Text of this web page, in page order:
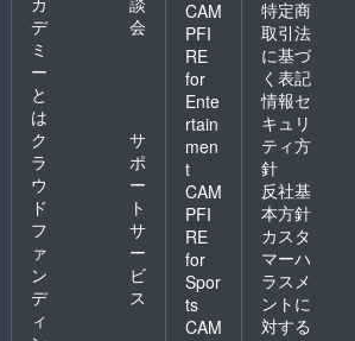
デ
ミ
ー
と
は
会
ク
ラ
ウ
ド
フ
ァ
ン
デ
ィ
サ
ポ
ー
ト
サ
ー
ビ
ス
CAM
PFI
RE
for
Ente
rtain
men
t
CAM
PFI
RE
for
Spor
ts
CAM
特定商
取引法
に基づ
く表記
情報セ
キュリ
ティ方
針
反社基
本方針
カスタ
マーハ
ラスメ
ントに
対する